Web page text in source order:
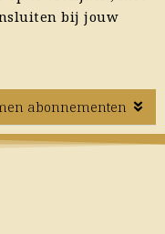
bij jouw
abonnementen